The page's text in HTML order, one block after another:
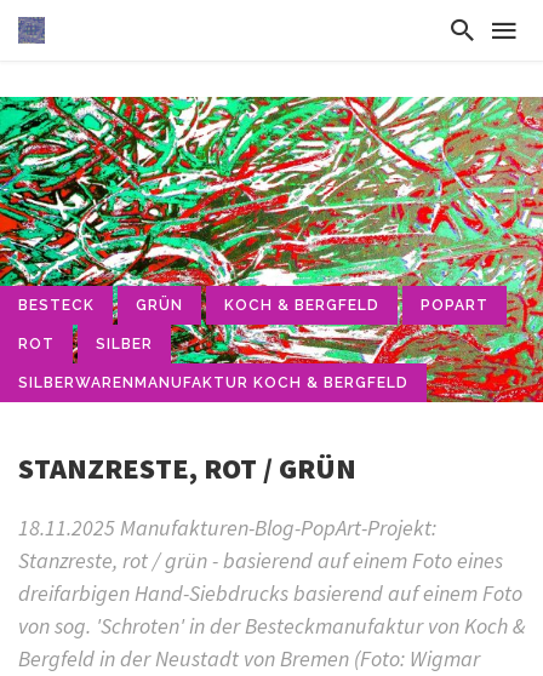
BESTECK GRÜN KOCH & BERGFELD POPART
ROT SILBER
SILBERWARENMANUFAKTUR KOCH & BERGFELD
STANZRESTE, ROT / GRÜN
18.11.2025 Manufakturen-Blog-PopArt-Projekt:
Stanzreste, rot / grün - basierend auf einem Foto eines
dreifarbigen Hand-Siebdrucks basierend auf einem Foto
von sog. 'Schroten' in der Besteckmanufaktur von Koch &
Bergfeld in der Neustadt von Bremen (Foto: Wigmar